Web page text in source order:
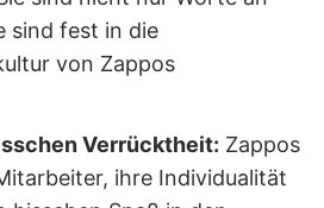
sind fest in die
von Zappos
Verrücktheit: Zappos
ihre Individualität